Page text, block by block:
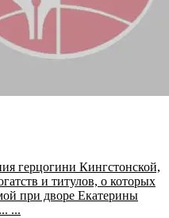
герцогини Кингстонской,
и титулов, о которых
при дворе Екатерины
...